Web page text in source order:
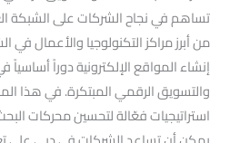
تساهم في نجاح الشركات على الشبكة
من أبرز مراكز التكنولوجيا والأعمال
والتسويق الرقمي المبتكرة. في هذا
استراتيجيات فعّالة لتحسين محركات